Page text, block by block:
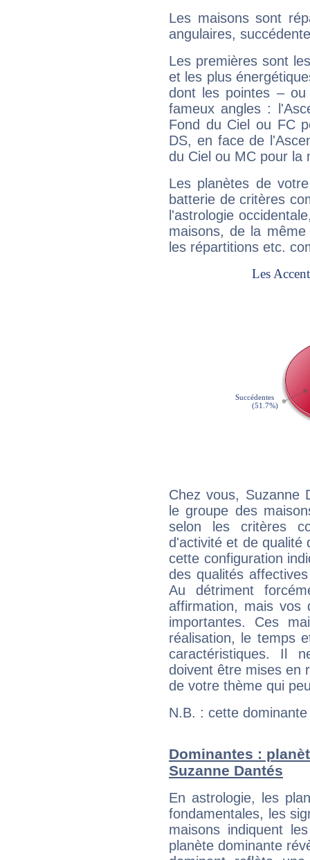
Les maisons sont
angulaires,
Les premières sont
et les plus
dont les pointes –
fameux angles :
Fond du Ciel ou FC
DS, en face de
du Ciel ou MC pour la
Les planètes de
batterie de critères
l'astrologie
maisons, de la
les répartitions etc.
Chez vous, Suzanne
le groupe des
selon les critères
d'activité et de qualité
cette configuration
des qualités
Au détriment
affirmation, mais
importantes. Ces
réalisation, le temps
caractéristiques. Il
doivent être mises en
de votre thème qui
N.B. : cette
Dominantes :
Suzanne Dantés
En astrologie, les
fondamentales, les
maisons indiquent
planète dominante